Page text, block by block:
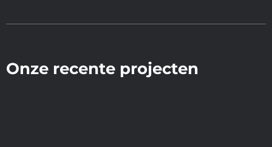
Onze recente projecten